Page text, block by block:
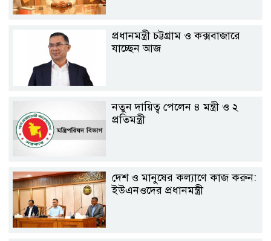
প্রধানমন্ত্রী চট্টগ্রাম ও কক্সবাজারে
যাচ্ছেন আজ
নতুন দায়িত্ব পেলেন ৪ মন্ত্রী ও ২
প্রতিমন্ত্রী
দেশ ও মানুষের কল্যাণে কাজ করুন:
ইউএনওদের প্রধানমন্ত্রী